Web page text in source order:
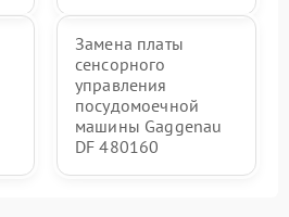
Замена платы
сенсорного
управления
посудомоечной
машины Gaggenau
DF 480160